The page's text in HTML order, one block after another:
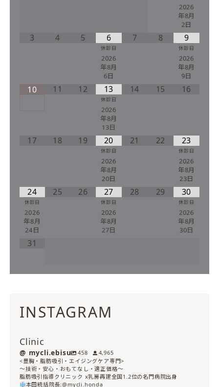
2026
年8月
2日
3 4 5 6
休診日
2026
年8月
6日
7 8 9
休診日
2026
年8月
9日
10 11 12 13
休診日
2026
年8月
13日
14 15 16
17 18 19 20
休診日
2026
年8月
20日
21 22 23
休診日
2026
年8月
23日
24
休診日
2026
年8月
24日
25 26 27
休診日
2026
年8月
27日
28 29 30
休診日
2026
年8月
30日
31
INSTAGRAM
Clinic
mycli.ebisu 458
4,965
<豊胸・脂肪吸引・エイジングケア専門>
〜技術・安心・おもてなし・適正価格〜
脂肪吸引指導クリニック x乳房再建全国1.2位の名門病院出身
本田統括院長:@mycli.honda